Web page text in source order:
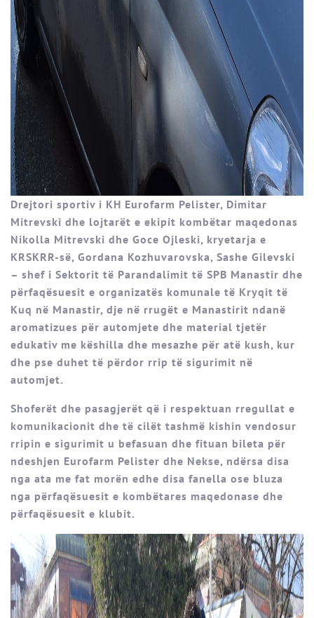
Drejtori sportiv i КH Eurofarm Pelister, Dimitar
Mitrevski dhe lojtarët e ekipit kombëtar maqedonas
Nikolla Mitrevski dhe Goce Ojleski, kryetarја е
KRSKRR-së, Gordana Kozhuvarovska, Sashe Gilevski
– shef i Sektorit të Parandalimit të SPB Manastir dhe
përfaqësuesit e organizatës komunale të Kryqit të
Kuq në Manastir, dje në rrugët e Manastirit ndanë
aromatizues për automjete dhe material tjetër
edukativ me këshilla dhe mesazhe për atë kush, kur
dhe pse duhet të përdor rrip të sigurimit në
automjet.
Shoferët dhe pasagjerët që i respektuan rregullat e
komunikacionit dhe të cilët tashmë kishin vendosur
rripin e sigurimit u befasuan dhe fituan bileta për
ndeshjen Eurofarm Pelister dhe Nekse, ndërsa disa
nga ata me fat morën edhe disa fanella ose bluza
nga përfaqësuesit e kombëtares maqedonase dhe
përfaqësuesit e klubit.